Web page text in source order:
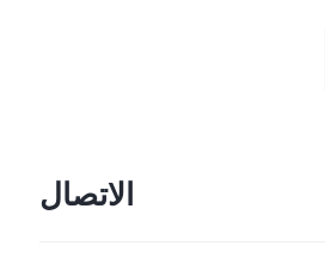
الاتصال